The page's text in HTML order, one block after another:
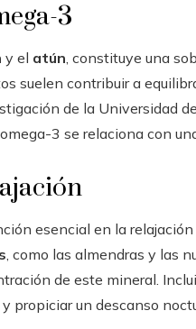
3
y el atún, constituye una
suelen contribuir a
de la Universidad
3 se relaciona con
esencial en la
, como las almendras y las
de este mineral.
propiciar un descanso